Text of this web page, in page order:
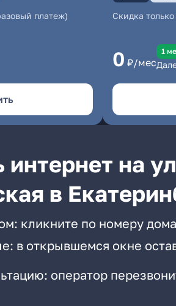
платеж) Скидка
0 ₽/мес
1
на ул
в
кликните по номеру
в открывшемся окне
оператор